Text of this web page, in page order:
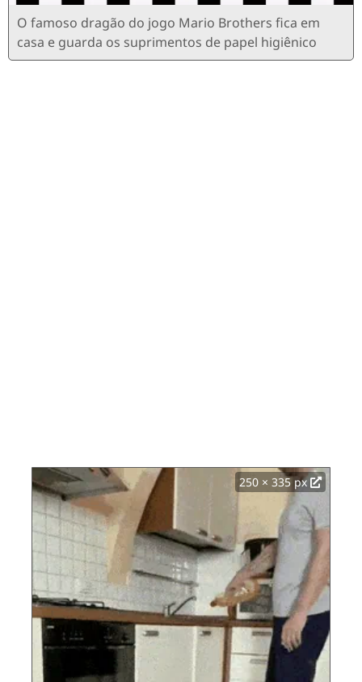
O famoso dragão do jogo Mario Brothers fica em
casa e guarda os suprimentos de papel higiênico
250 × 335 px